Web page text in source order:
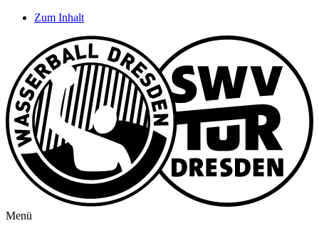
Zum Inhalt
Menü